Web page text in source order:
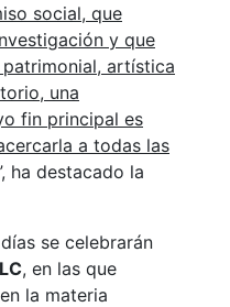
social, que
y que
artística
una
fin principal es
a todas las
ha destacado la
se celebrarán
, en las que
la materia